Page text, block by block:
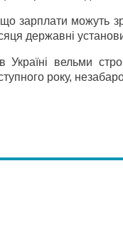
зарплати можуть
державні
вельми
року,